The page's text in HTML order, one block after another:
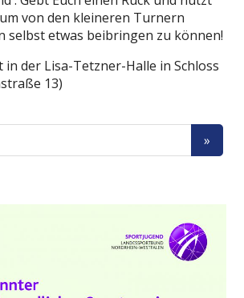
von den kleineren Turnern
selbst etwas beibringen zu können!
in der Lisa-Tetzner-Halle in Schloss
13)